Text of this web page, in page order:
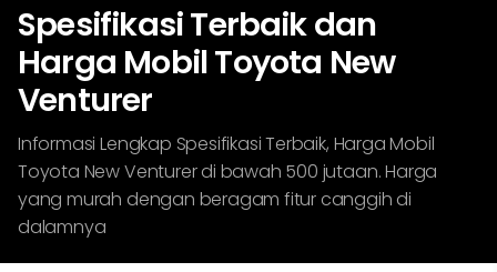
Spesifikasi Terbaik dan
Harga Mobil Toyota New
Venturer
Informasi Lengkap Spesifikasi Terbaik, Harga Mobil
Toyota New Venturer di bawah 500 jutaan. Harga
yang murah dengan beragam fitur canggih di
dalamnya